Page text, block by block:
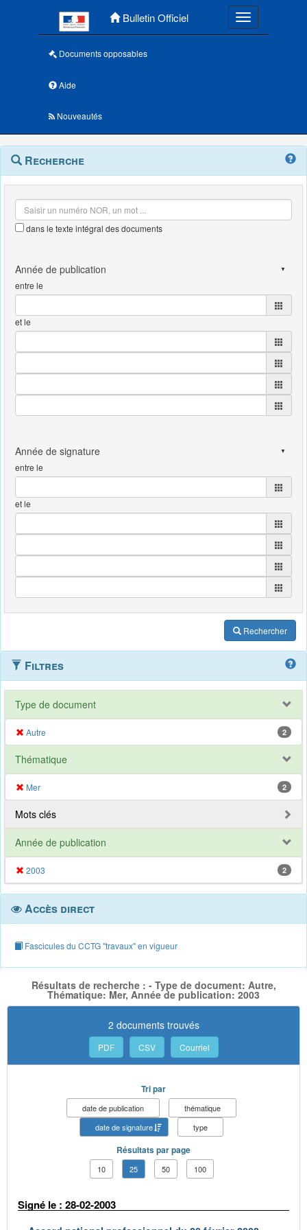
Bulletin Officiel Toggle
Documents opposables
Aide
Nouveautés
Navigation
outils
Menu
contextuel
Recherche
dans le texte intégral des documents
entre le
et le
entre le
et le
Rechercher
Filtres
Type de document
Autre 2
Thématique
Mer 2
Mots clés
Année de publication
2003 2
Accès direct
Fascicules du CCTG "travaux" en vigueur
Résultats de recherche : - Type de document: Autre,
Thématique: Mer, Année de publication: 2003
2 documents trouvés
PDF CSV Courriel
Tri par
date de publication
thématique
date de signature
type
Résultats par page
10 25 50 100
Signé le : 28-02-2003